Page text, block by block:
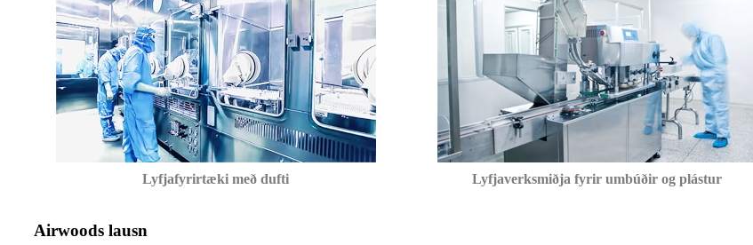
Lyfjafyrirtæki með dufti Lyfjaverksmiðja fyrir umbúðir og plástur
Airwoods lausn